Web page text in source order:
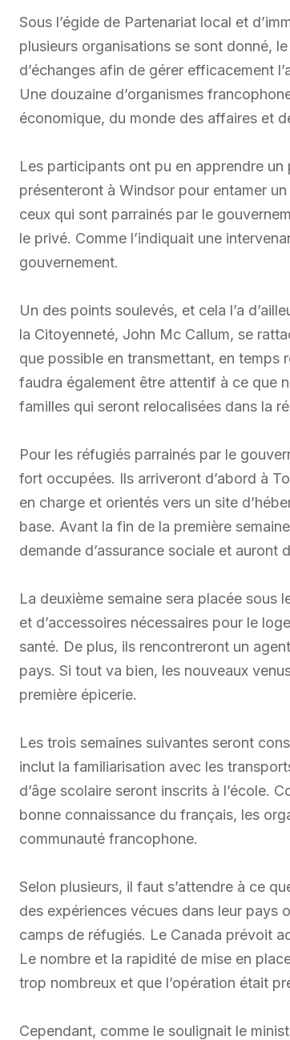
Sous l’égide de Partenariat local et
plusieurs organisations se sont donné,
d’échanges afin de gérer efficacement
Une douzaine d’organismes
économique, du monde des affaires et
Les participants ont pu en apprendre
présenteront à Windsor pour entamer
ceux qui sont parrainés par le
le privé. Comme l’indiquait une
gouvernement.
Un des points soulevés, et cela l’a
la Citoyenneté, John Mc Callum, se
que possible en transmettant, en temps
faudra également être attentif à ce que
familles qui seront relocalisées dans la
Pour les réfugiés parrainés par le
fort occupées. Ils arriveront d’abord à
en charge et orientés vers un site
base. Avant la fin de la première
demande d’assurance sociale et auront
La deuxième semaine sera placée sous
et d’accessoires nécessaires pour le
santé. De plus, ils rencontreront un
pays. Si tout va bien, les nouveaux
première épicerie.
Les trois semaines suivantes seront
inclut la familiarisation avec les
d’âge scolaire seront inscrits à l’école.
bonne connaissance du français, les
communauté francophone.
Selon plusieurs, il faut s’attendre à ce
des expériences vécues dans leur pays
camps de réfugiés. Le Canada prévoit
Le nombre et la rapidité de mise en
trop nombreux et que l’opération était
Cependant, comme le soulignait le